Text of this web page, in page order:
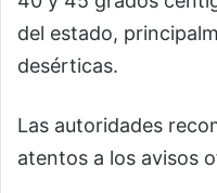
del estado,
desérticas.
Las autoridades
atentos a los avisos